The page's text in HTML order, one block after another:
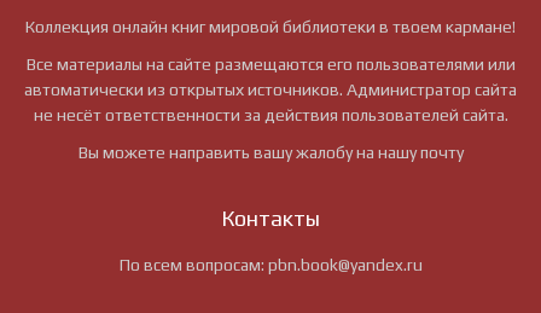
Коллекция онлайн книг мировой библиотеки в твоем кармане!
Все материалы на сайте размещаются его пользователями или
автоматически из открытых источников. Администратор сайта
не несёт ответственности за действия пользователей сайта.
Вы можете направить вашу жалобу на нашу почту
Контакты
По всем вопросам: pbn.book@yandex.ru